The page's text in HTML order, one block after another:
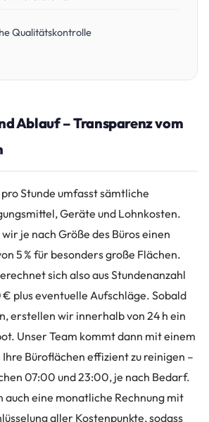
Qualitätskontrolle
Ablauf – Transparenz vom
Stunde umfasst sämtliche
Geräte und Lohnkosten.
je nach Größe des Büros einen
5 % für besonders große Flächen.
sich also aus Stundenanzahl
plus eventuelle Aufschläge. Sobald
erstellen wir innerhalb von 24 h ein
Unser Team kommt dann mit einem
Büroflächen effizient zu reinigen –
07:00 und 23:00, je nach Bedarf.
eine monatliche Rechnung mit
aller Kostenpunkte, sodass